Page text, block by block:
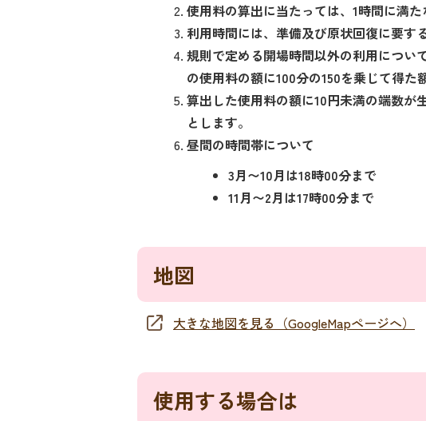
使用料の算出に当たっては、1時間に満
利用時間には、準備及び原状回復に要す
規則で定める開場時間以外の利用につい
の使用料の額に100分の150を乗じて得た
算出した使用料の額に10円未満の端数が
とします。
昼間の時間帯について
3月〜10月は18時00分まで
11月〜2月は17時00分まで
地図
大きな地図を見る（GoogleMapページへ）
使用する場合は